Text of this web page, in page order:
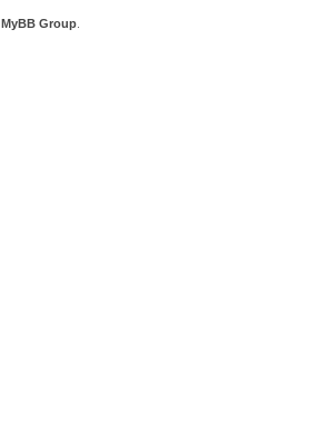
MyBB Group